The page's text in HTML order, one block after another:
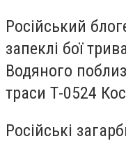
Російський
запеклі бої
Водяного
траси Т-0524
Російські